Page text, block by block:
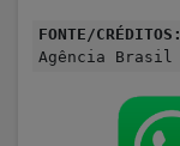
FONTE/CRÉDITOS:
Agência Brasil